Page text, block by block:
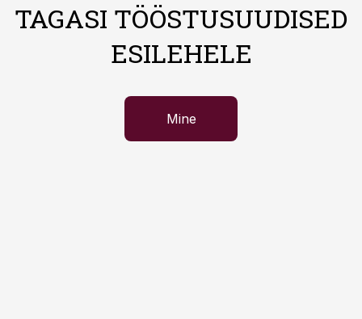
TAGASI TÖÖSTUSUUDISED
ESILEHELE
Mine